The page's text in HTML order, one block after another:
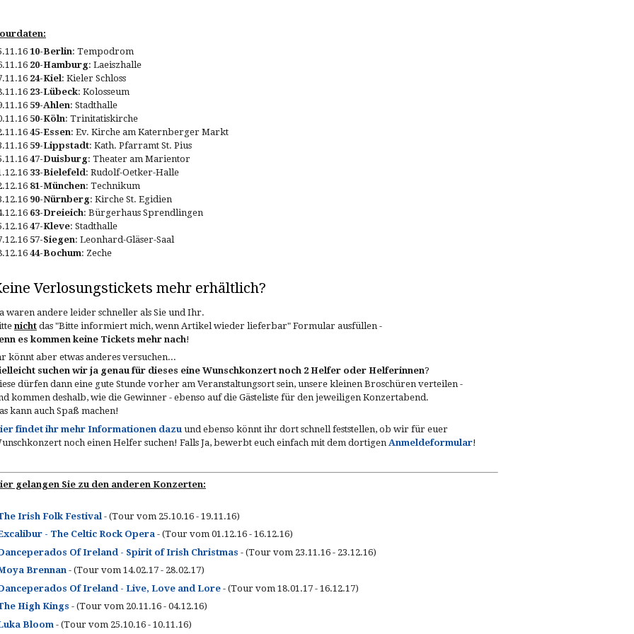
10-Berlin: Tempodrom
20-Hamburg: Laeiszhalle
24-Kiel: Kieler Schloss
23-Lübeck: Kolosseum
59-Ahlen: Stadthalle
50-Köln: Trinitatiskirche
45-Essen: Ev. Kirche am Katernberger Markt
59-Lippstadt: Kath. Pfarramt St. Pius
47-Duisburg: Theater am Marientor
33-Bielefeld: Rudolf-Oetker-Halle
81-München: Technikum
90-Nürnberg: Kirche St. Egidien
63-Dreieich: Bürgerhaus Sprendlingen
47-Kleve: Stadthalle
57-Siegen: Leonhard-Gläser-Saal
44-Bochum: Zeche
Verlosungstickets mehr erhältlich?
waren andere leider schneller als Sie und Ihr.
nicht das "Bitte informiert mich, wenn Artikel wieder lieferbar" Formular ausfüllen -
es kommen keine Tickets mehr nach!
könnt aber etwas anderes versuchen...
suchen wir ja genau für dieses eine Wunschkonzert noch 2 Helfer oder Helferinnen?
dürfen dann eine gute Stunde vorher am Veranstaltungsort sein, unsere kleinen Broschüren verteilen -
kommen deshalb, wie die Gewinner - ebenso auf die Gästeliste für den jeweiligen Konzertabend.
kann auch Spaß machen!
findet ihr mehr Informationen dazu und ebenso könnt ihr dort schnell feststellen, ob wir für euer
noch einen Helfer suchen! Falls Ja, bewerbt euch einfach mit dem dortigen Anmeldeformular!
gelangen Sie zu den anderen Konzerten:
Irish Folk Festival - (Tour vom 25.10.16 - 19.11.16)
- The Celtic Rock Opera - (Tour vom 01.12.16 - 16.12.16)
Of Ireland - Spirit of Irish Christmas - (Tour vom 23.11.16 - 23.12.16)
Brennan- (Tour vom 14.02.17 - 28.02.17)
Of Ireland - Live, Love and Lore- (Tour vom 18.01.17 - 16.12.17)
High Kings - (Tour vom 20.11.16 - 04.12.16)
Bloom - (Tour vom 25.10.16 - 10.11.16)